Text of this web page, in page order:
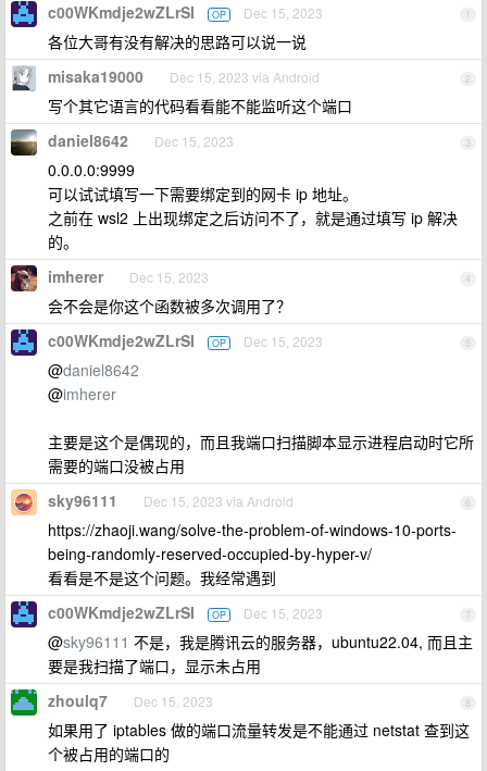
1
c00WKmdje2wZLrSI OP Dec 15, 2023
各位大哥有没有解决的思路可以说一说
2
misaka19000 Dec 15, 2023 via Android
写个其它语言的代码看看能不能监听这个端口
3
daniel8642 Dec 15, 2023
0.0.0.0:9999
可以试试填写一下需要绑定到的网卡 ip 地址。
之前在 wsl2 上出现绑定之后访问不了，就是通过填写 ip 解决
的。
4
imherer Dec 15, 2023
会不会是你这个函数被多次调用了？
5
c00WKmdje2wZLrSI OP Dec 15, 2023
@daniel8642
@imherer
主要是这个是偶现的，而且我端口扫描脚本显示进程启动时它所
需要的端口没被占用
6
sky96111 Dec 15, 2023 via Android
https://zhaoji.wang/solve-the-problem-of-windows-10-ports-
being-randomly-reserved-occupied-by-hyper-v/
看看是不是这个问题。我经常遇到
7
c00WKmdje2wZLrSI OP Dec 15, 2023
@sky96111 不是，我是腾讯云的服务器，ubuntu22.04, 而且主
要是我扫描了端口，显示未占用
8
zhoulq7 Dec 15, 2023
如果用了 iptables 做的端口流量转发是不能通过 netstat 查到这
个被占用的端口的